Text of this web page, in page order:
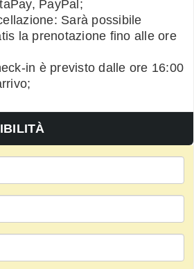
PayPal;
Sarà possibile
la prenotazione fino alle ore
in è previsto dalle ore 16:00